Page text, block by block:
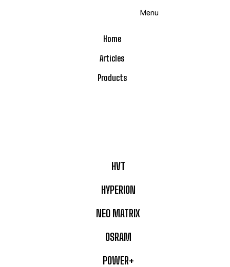
Home
Articles
Products
HVT
HYPERION
NEO MATRIX
OSRAM
POWER+
Menu